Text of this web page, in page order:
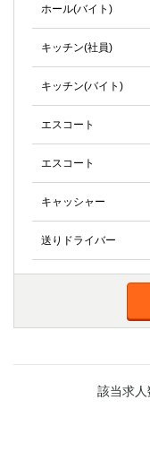
ホール(バイト)
キッチン(社員)
キッチン(バイト)
エスコート
エスコート
キャッシャー
送りドライバー
該当求人
船橋
西船橋
柏（西口）
柏（東口）
茂原
八千代台
東金
栃木県
宇都宮